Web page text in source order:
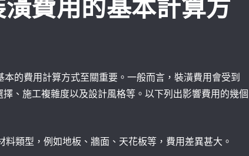
費用的基本計算方
的費用計算方式至關重要。一般而言，裝潢費用會受到
、施工複雜度以及設計風格等。以下列出影響費用的幾個
料類型，例如地板、牆面、天花板等，費用差異甚大。